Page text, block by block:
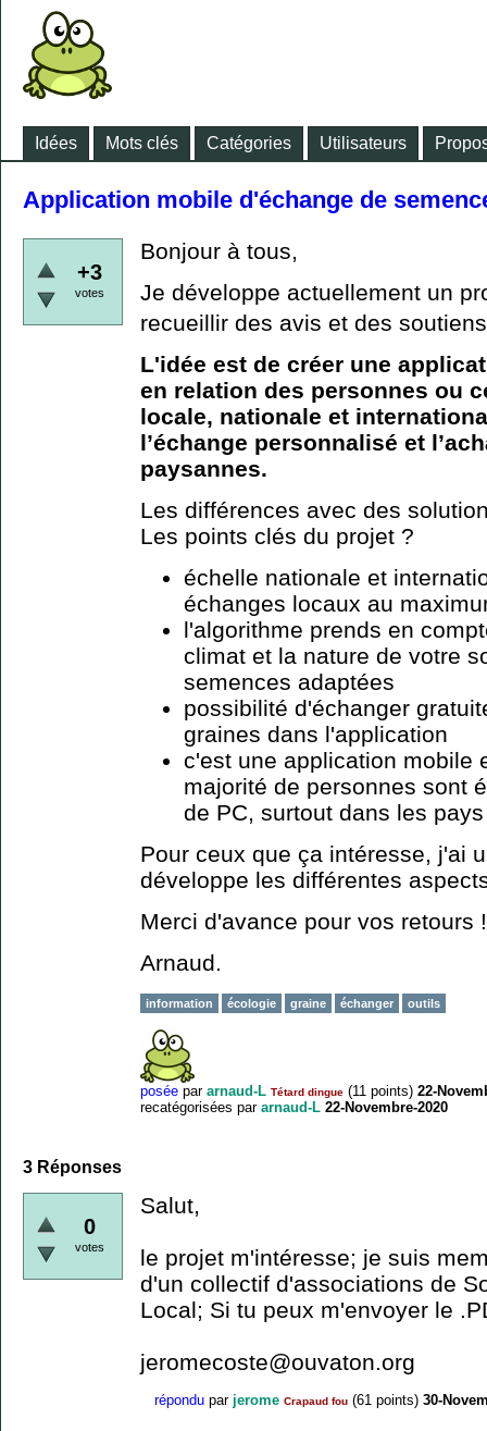
Idées Mots clés Catégories Utilisateurs
Application mobile d'échange de
+3
votes
Bonjour à tous,
Je développe actuellement un
recueillir des avis et des
L'idée est de créer une
en relation des personnes ou
locale, nationale et
l’échange personnalisé et
paysannes.
Les différences avec des
Les points clés du projet ?
échelle nationale et
échanges locaux au
l'algorithme prends en
climat et la nature de votre
semences adaptées
possibilité d'échanger
graines dans l'application
c'est une application mobile
majorité de personnes sont
de PC, surtout dans les
Pour ceux que ça intéresse, j'ai
développe les différentes
Merci d'avance pour vos retours !
Arnaud.
information écologie graine échanger outils
posée par arnaud-L Tétard dingue (11 points) 22-
recatégorisées par arnaud-L 22-Novembre-2020
3 Réponses
0
votes
Salut,
le projet m'intéresse; je suis
d'un collectif d'associations de
Local; Si tu peux m'envoyer le
jeromecoste@ouvaton.org
répondu par jerome Crapaud fou (61 points) 30-